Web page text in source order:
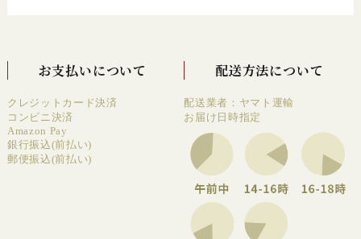
お支払いについて
クレジットカード決済
コンビニ決済
Amazon Pay
銀行振込(前払い)
郵便振込(前払い)
配送方法について
配送業者：ヤマト運輸
お届け日時指定